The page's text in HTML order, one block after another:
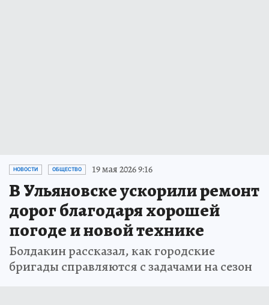
НОВОСТИ ОБЩЕСТВО 19 мая 2026 9:16
В Ульяновске ускорили ремонт
дорог благодаря хорошей
погоде и новой технике
Болдакин рассказал, как городские
бригады справляются с задачами на сезон